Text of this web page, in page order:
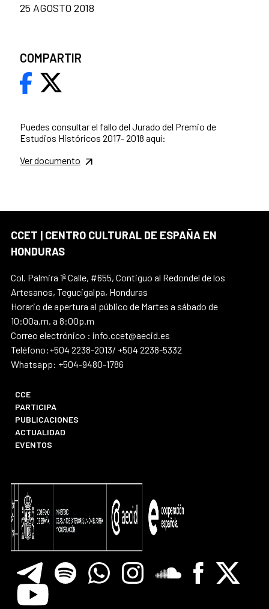
Puedes consultar el fallo del Jurado del Premio de
Estudios Históricos 2017- 2018 aquí:
Ver documento
25 AGOSTO 2018
COMPARTIR
CCET | CENTRO CULTURAL DE ESPAÑA EN
HONDURAS
Col. Palmira 1ª Calle, #655, Contiguo al Redondel de los
Artesanos, Tegucigalpa, Honduras
Horario de apertura al público de Martes a sábado de
10:00a.m. a 8:00p.m
Correo electrónico : info.ccet@aecid.es
Teléfono:+504 2238-2013/ +504 2238-5332
Whatsapp: +504-9480-1786
CCE
PARTICIPA
PUBLICACIONES
ACTUALIDAD
EVENTOS
TelegramSpotify WhatsappInstagramSoundcloreFacebook
X
Youtube